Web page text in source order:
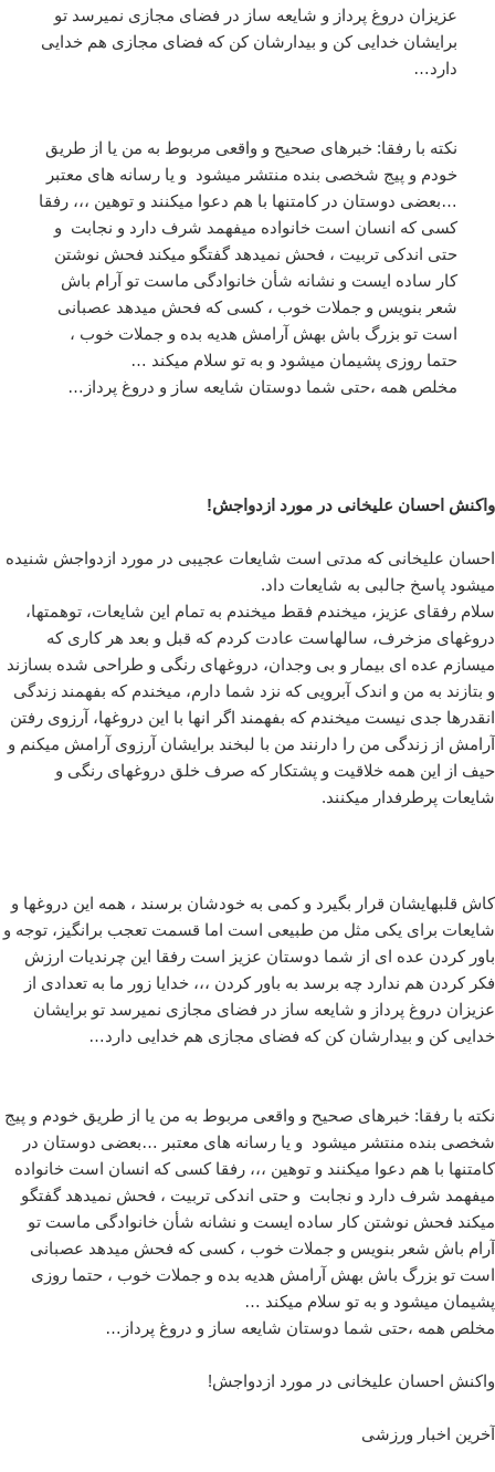
عزیزان دروغ پرداز و شایعه ساز در فضای مجازی نمیرسد تو
برایشان خدایی کن و بیدارشان کن که فضای مجازی هم خدایی
دارد…
نکته با رفقا: خبرهای صحیح و واقعی مربوط به من یا از طریق
خودم و پیج شخصی بنده منتشر میشود و یا رسانه های معتبر
…بعضی دوستان در کامتنها با هم دعوا میکنند و توهین ،،، رفقا
کسی که انسان است خانواده میفهمد شرف دارد و نجابت و
حتی اندکی تربیت ، فحش نمیدهد گفتگو میکند فحش نوشتن
کار ساده ایست و نشانه شأن خانوادگی ماست تو آرام باش
شعر بنویس و جملات خوب ، کسی که فحش میدهد عصبانی
است تو بزرگ باش بهش آرامش هدیه بده و جملات خوب ،
حتما روزی پشیمان میشود و به تو سلام میکند …
مخلص همه ،حتی شما دوستان شایعه ساز و دروغ پرداز…
واکنش احسان علیخانی در مورد ازدواجش!
احسان علیخانی که مدتی است شایعات عجیبی در مورد ازدواجش شنیده
میشود پاسخ جالبی به شایعات داد.
سلام رفقای عزیز، میخندم فقط میخندم به تمام این شایعات، توهمتها،
دروغهای مزخرف، سالهاست عادت کردم که قبل و بعد هر کاری که
میسازم عده ای بیمار و بی وجدان، دروغهای رنگی و طراحی شده بسازند
و بتازند به من و اندک آبرویی که نزد شما دارم، میخندم که بفهمند زندگی
انقدرها جدی نیست میخندم که بفهمند اگر انها با این دروغها، آرزوی رفتن
آرامش از زندگی من را دارنند من با لبخند برایشان آرزوی آرامش میکنم و
حیف از این همه خلاقیت و پشتکار که صرف خلق دروغهای رنگی و
شایعات پرطرفدار میکنند.
کاش قلبهایشان قرار بگیرد و کمی به خودشان برسند ، همه این دروغها و
شایعات برای یکی مثل من طبیعی است اما قسمت تعجب برانگیز، توجه و
باور کردن عده ای از شما دوستان عزیز است رفقا این چرندیات ارزش
فکر کردن هم ندارد چه برسد به باور کردن ،،، خدایا زور ما به تعدادی از
عزیزان دروغ پرداز و شایعه ساز در فضای مجازی نمیرسد تو برایشان
خدایی کن و بیدارشان کن که فضای مجازی هم خدایی دارد…
نکته با رفقا: خبرهای صحیح و واقعی مربوط به من یا از طریق خودم و پیج
شخصی بنده منتشر میشود و یا رسانه های معتبر …بعضی دوستان در
کامتنها با هم دعوا میکنند و توهین ،،، رفقا کسی که انسان است خانواده
میفهمد شرف دارد و نجابت و حتی اندکی تربیت ، فحش نمیدهد گفتگو
میکند فحش نوشتن کار ساده ایست و نشانه شأن خانوادگی ماست تو
آرام باش شعر بنویس و جملات خوب ، کسی که فحش میدهد عصبانی
است تو بزرگ باش بهش آرامش هدیه بده و جملات خوب ، حتما روزی
پشیمان میشود و به تو سلام میکند …
مخلص همه ،حتی شما دوستان شایعه ساز و دروغ پرداز…
واکنش احسان علیخانی در مورد ازدواجش!
آخرین اخبار ورزشی